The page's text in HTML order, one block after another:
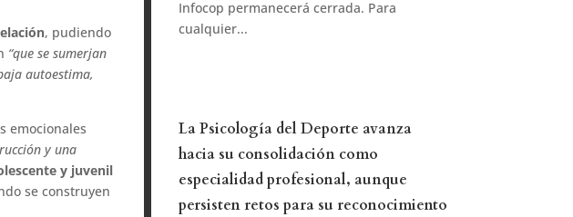
, pudiendo
“que se sumerjan
autoestima,
emocionales
y una
y juvenil
se construyen
Infocop permanecerá cerrada. Para
cualquier...
La Psicología del Deporte avanza
hacia su consolidación como
especialidad profesional, aunque
persisten retos para su reconocimiento